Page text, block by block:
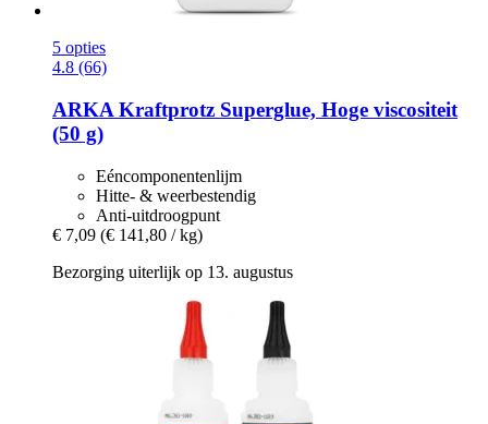
5 opties
4.8 (66)
ARKA Kraftprotz Superglue, Hoge viscositeit
(50 g)
Eéncomponentenlijm
Hitte- & weerbestendig
Anti-uitdroogpunt
€ 7,09 (€ 141,80 / kg)
Bezorging uiterlijk op 13. augustus